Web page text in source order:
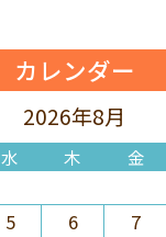
カレンダー
2026年8月
水 木 金
5 6 7